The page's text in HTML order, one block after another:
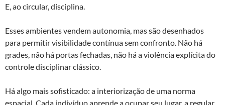
E, ao circular, disciplina.
Esses ambientes vendem autonomia, mas são desenhados
para permitir visibilidade contínua sem confronto. Não há
grades, não há portas fechadas, não há a violência explícita do
controle disciplinar clássico.
Há algo mais sofisticado: a interiorização de uma norma
espacial. Cada indivíduo aprende a ocupar seu lugar, a regular